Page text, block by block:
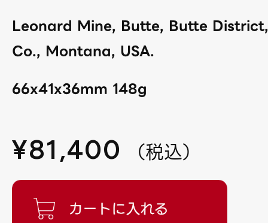
Leonard Mine, Butte, Butte
Co., Montana, USA.
66x41x36mm 148g
¥81,400 （税込）